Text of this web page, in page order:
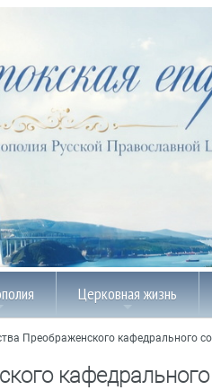
Церковная жизнь
Преображенского кафедрального